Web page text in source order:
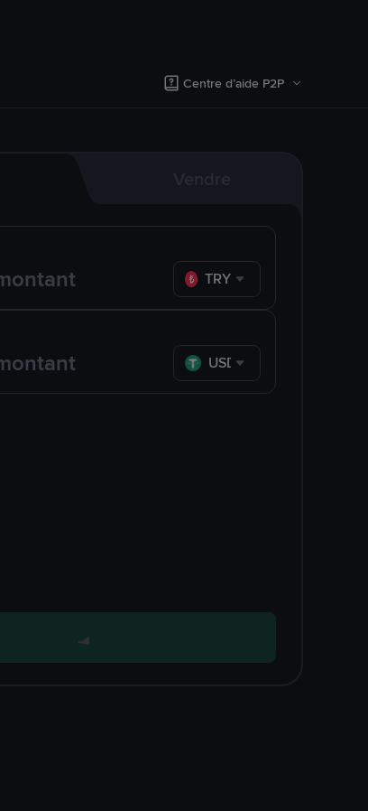
Centre d’aide P2P
TRY
USDT